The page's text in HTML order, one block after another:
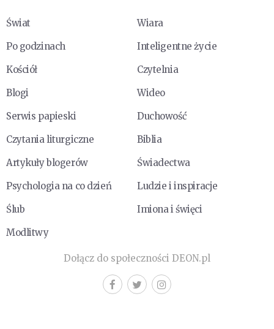
Świat
Wiara
Po godzinach
Inteligentne życie
Kościół
Czytelnia
Blogi
Wideo
Serwis papieski
Duchowość
Czytania liturgiczne
Biblia
Artykuły blogerów
Świadectwa
Psychologia na co dzień
Ludzie i inspiracje
Ślub
Imiona i święci
Modlitwy
Dołącz do społeczności DEON.pl